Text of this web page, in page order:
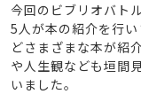
今回のビブリオバト
5人が本の紹介を行
どさまざまな本が紹
や人生観なども垣間
いました。